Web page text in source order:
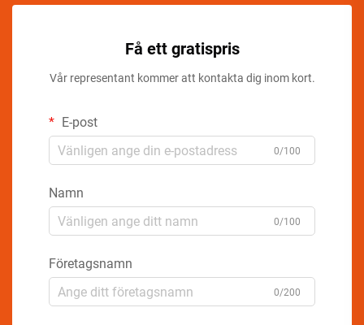
Få ett gratispris
Vår representant kommer att kontakta dig inom kort.
E-post
0/100
Namn
0/100
Företagsnamn
0/200